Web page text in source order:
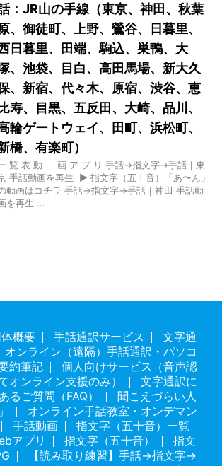
：JR山の手線（東京、神田、秋葉
、御徒町、上野、鶯谷、日暮里、
日暮里、田端、駒込、巣鴨、大
、池袋、目白、高田馬場、新大久
、新宿、代々木、原宿、渋谷、恵
比寿、目黒、五反田、大崎、品川、
輪ゲートウェイ、田町、浜松町、
橋、有楽町）
覧 表 動 画 ア プ リ 手話→指文字→手話｜東
手話動画を再生 ▶ 指文字（五十音）「あ〜ん」
動画はコチラ 手話→指文字→手話｜神田 手話動
を再生 ...
概要 手話通訳サービス
文字通
オンライン（遠隔）手話通訳・パソコ
約筆記
個人向けサービス（音声認
オンライン支援のみ）
文字通訳に
るご質問（FAQ）
聞こえづらい人
オンライン手話教室・オンデマン
手話動画
指文字（五十音）一覧
アプリ
指文字（五十音）
指文
【読み取り練習】手話→指文字→